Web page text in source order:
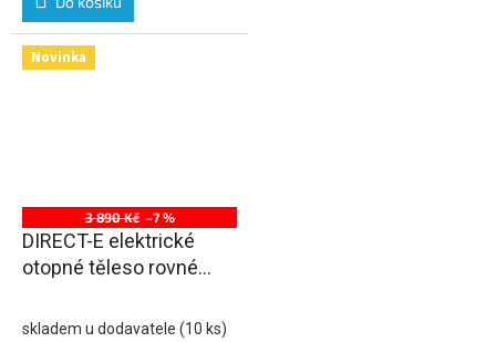
Novinka
3 890 Kč –7 %
DIRECT-E elektrické
otopné těleso rovné
černá
skladem u dodavatele (10 ks)